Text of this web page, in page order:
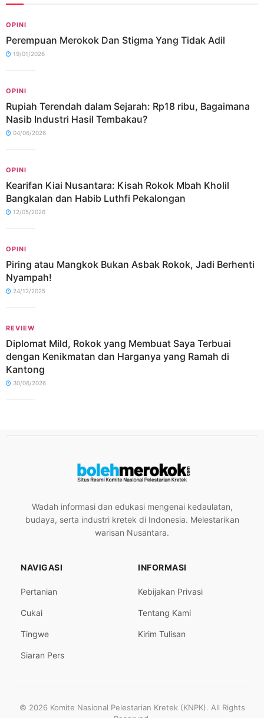
OPINI
Perempuan Merokok Dan Stigma Yang Tidak Adil
19/01/2026
OPINI
Rupiah Terendah dalam Sejarah: Rp18 ribu, Bagaimana
Nasib Industri Hasil Tembakau?
04/06/2026
OPINI
Kearifan Kiai Nusantara: Kisah Rokok Mbah Kholil
Bangkalan dan Habib Luthfi Pekalongan
12/05/2026
OPINI
Piring atau Mangkok Bukan Asbak Rokok, Jadi Berhenti
Nyampah!
24/12/2025
REVIEW
Diplomat Mild, Rokok yang Membuat Saya Terbuai
dengan Kenikmatan dan Harganya yang Ramah di
Kantong
30/06/2026
Wadah informasi dan edukasi mengenai kedaulatan,
budaya, serta industri kretek di Indonesia. Melestarikan
warisan Nusantara.
NAVIGASI
Pertanian
Cukai
Tingwe
Siaran Pers
INFORMASI
Kebijakan Privasi
Tentang Kami
Kirim Tulisan
© 2026 Komite Nasional Pelestarian Kretek (KNPK). All Rights